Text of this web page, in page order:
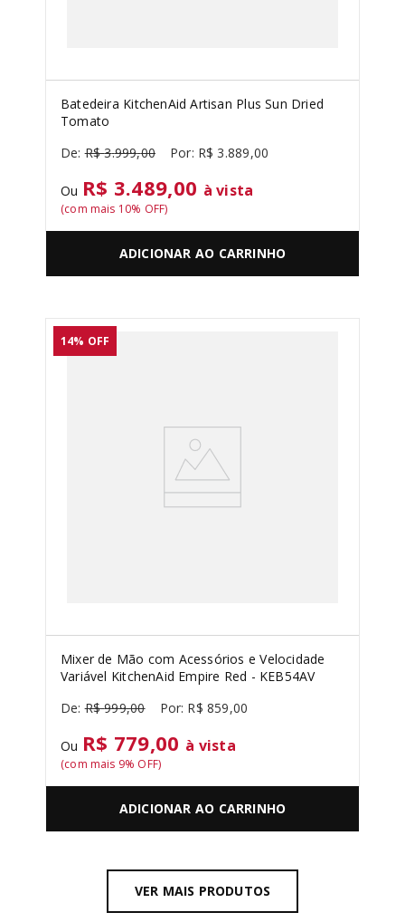
Batedeira KitchenAid Artisan Plus Sun Dried
Tomato
R$ 3.999,00 R$ 3.889,00
Ou R$ 3.489,00 à vista
(com mais 10% OFF)
ADICIONAR AO CARRINHO
14% OFF
Mixer de Mão com Acessórios e Velocidade
Variável KitchenAid Empire Red - KEB54AV
R$ 999,00 R$ 859,00
Ou R$ 779,00 à vista
(com mais 9% OFF)
ADICIONAR AO CARRINHO
VER MAIS PRODUTOS